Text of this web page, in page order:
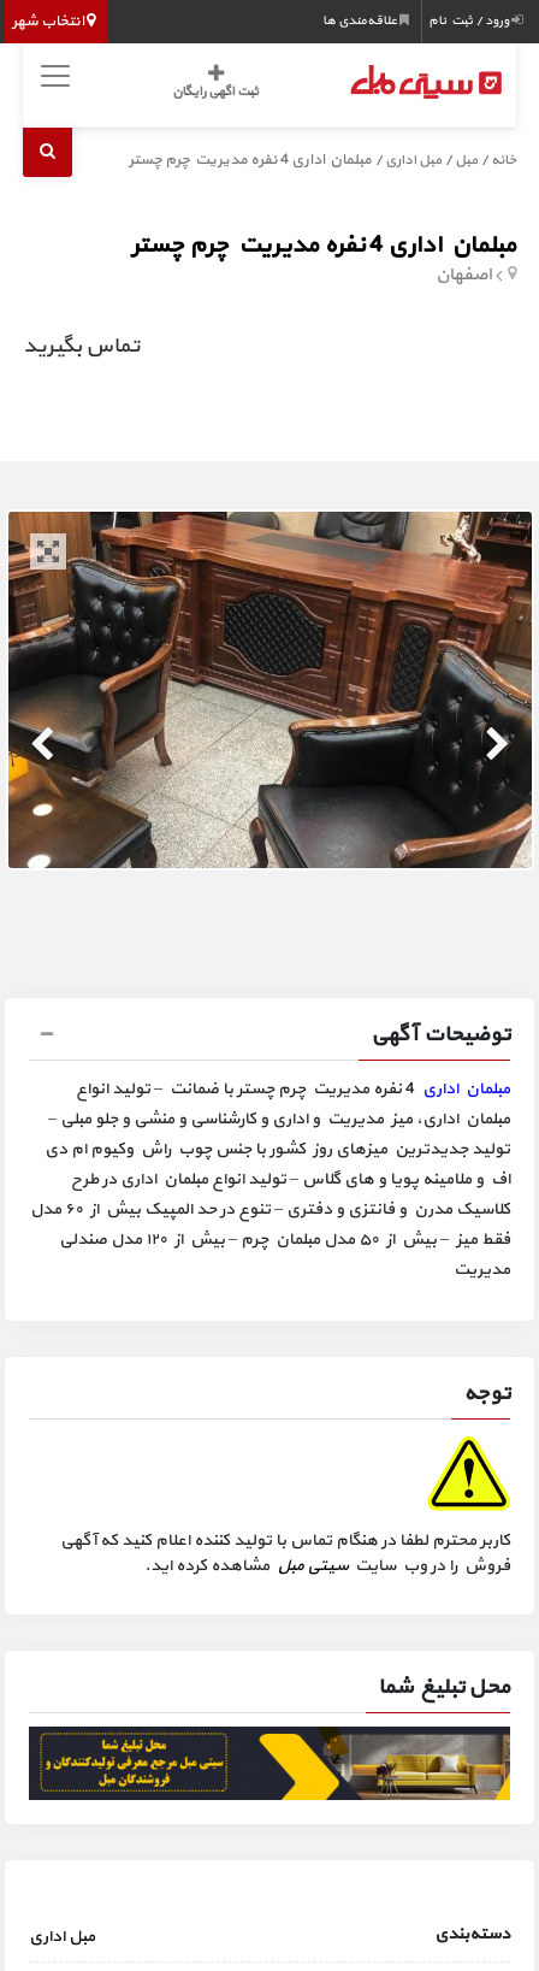
انتخاب شهر ورود / ثبت نام علاقه‌مندی ها
ثبت اگهی رایگان
خانه /مبل/مبل اداری/ مبلمان اداری 4 نفره مدیریت چرم چستر
مبلمان اداری 4 نفره مدیریت چرم چستر
اصفهان
تماس بگیرید
توضیحات آگهی
مبلمان اداری
4 نفره مدیریت چرم چستر با ضمانت – تولید انواع
مبلمان اداری، میز مدیریت و اداری و کارشناسی و منشی و جلو مبلی –
تولید جدیدترین میزهای روز کشور با جنس چوب راش وکیوم ام دی
اف و ملامینه پویا و های گلاس – تولید انواع مبلمان اداری در طرح
کلاسیک مدرن و فانتزی و دفتری – تنوع در حد المپیک بیش از ۶۰ مدل
فقط میز – بیش از ۵۰ مدل مبلمان چرم – بیش از ۱۲۰ مدل صندلی
مدیریت
توجه
کاربر محترم لطفا در هنگام تماس با تولید کننده اعلام کنید که آگهی
فروش را در وب سایتسیتی مبل مشاهده کرده اید.
محل تبلیغ شما
دسته‌بندی مبل اداری